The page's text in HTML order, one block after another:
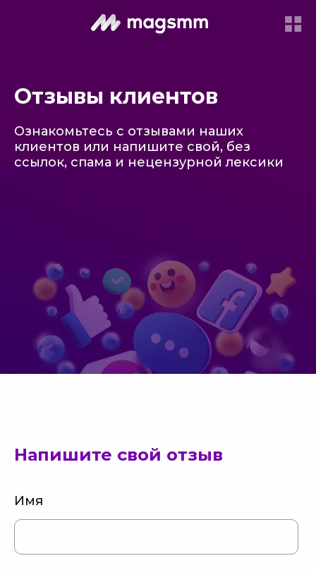
Отзывы клиентов
Ознакомьтесь с отзывами наших
клиентов или напишите свой, без
ссылок, спама и нецензурной лексики
Напишите свой отзыв
Имя